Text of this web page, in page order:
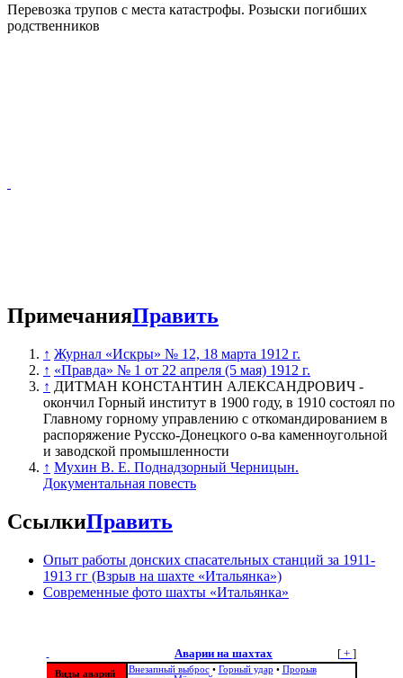
Перевозка трупов с места катастрофы. Розыски погибших
родственников
Спасенные углекопы в больнице
ПримечанияПравить
↑ Журнал «Искры» № 12, 18 марта 1912 г.
↑ «Правда» № 1 от 22 апреля (5 мая) 1912 г.
↑ ДИТМАН КОНСТАНТИН АЛЕКСАНДРОВИЧ -
окончил Горный институт в 1900 году, в 1910 состоял по
Главному горному управлению с откомандированием в
распоряжение Русско-Донецкого о-ва каменноугольной
и заводской промышленности
↑ Мухин В. Е. Поднадзорный Черницын.
Документальная повесть
СсылкиПравить
Опыт работы донских спасательных станций за 1911-
1913 гг (Взрыв на шахте «Итальянка»)
Современные фото шахты «Итальянка»
[+ ]
Аварии на шахтах
Виды аварий Внезапный выброс• Горный удар • Прорыв